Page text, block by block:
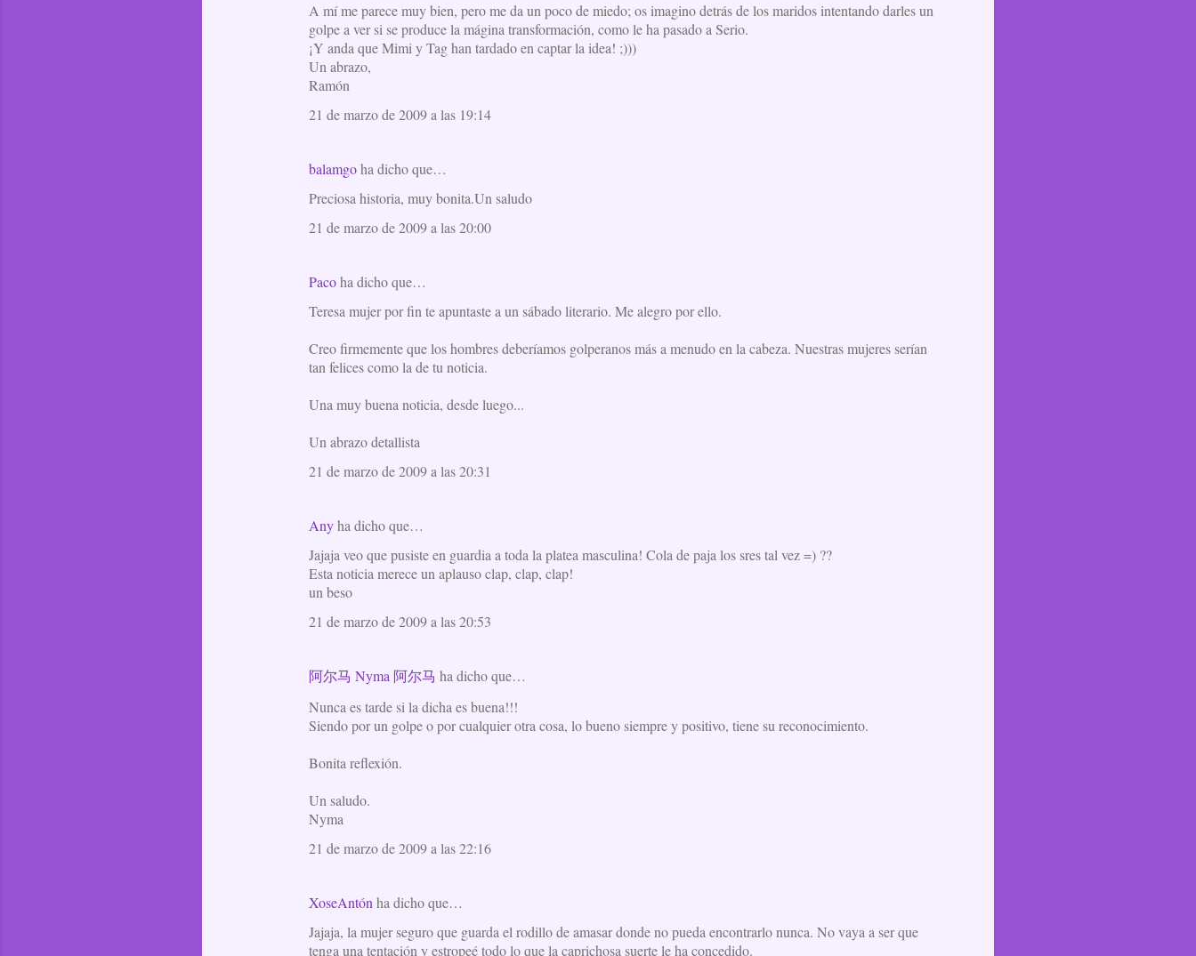
A mí me parece muy bien, pero me da un poco de miedo; os imagino detrás de los maridos intentando darles un
golpe a ver si se produce la mágina transformación, como le ha pasado a Serio.
¡Y anda que Mimi y Tag han tardado en captar la idea! ;)))
Un abrazo,
Ramón
21 de marzo de 2009 a las 19:14
balamgoha dicho que…
Preciosa historia, muy bonita.Un saludo
21 de marzo de 2009 a las 20:00
Pacoha dicho que…
Teresa mujer por fin te apuntaste a un sábado literario. Me alegro por ello.
Creo firmemente que los hombres deberíamos golperanos más a menudo en la cabeza. Nuestras mujeres serían
tan felices como la de tu noticia.
Una muy buena noticia, desde luego...
Un abrazo detallista
21 de marzo de 2009 a las 20:31
Anyha dicho que…
Jajaja veo que pusiste en guardia a toda la platea masculina! Cola de paja los sres tal vez =) ??
Esta noticia merece un aplauso clap, clap, clap!
un beso
21 de marzo de 2009 a las 20:53
阿尔马 Nyma 阿尔马 ha dicho que…
Nunca es tarde si la dicha es buena!!!
Siendo por un golpe o por cualquier otra cosa, lo bueno siempre y positivo, tiene su reconocimiento.
Bonita reflexión.
Un saludo.
Nyma
21 de marzo de 2009 a las 22:16
XoseAntón ha dicho que…
Jajaja, la mujer seguro que guarda el rodillo de amasar donde no pueda encontrarlo nunca. No vaya a ser que
tenga una tentación y estropeé todo lo que la caprichosa suerte le ha concedido.